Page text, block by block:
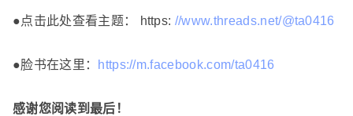
●点击此处查看主题： https: //www.threads.net/@ta0416
●脸书在这里： https://m.facebook.com/ta0416
感谢您阅读到最后！